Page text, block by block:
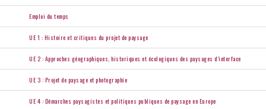
Emploi du temps
UE 1 : Histoire et critiques du projet de paysage
UE 2 : Approches géographiques, historiques et écologiques des paysages d’interface
UE 3 : Projet de paysage et photographie
UE 4 : Démarches paysagistes et politiques publiques de paysage en Europe